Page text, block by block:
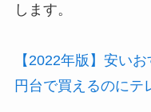
します。
【2022年版】安い
円台で買えるのにテ